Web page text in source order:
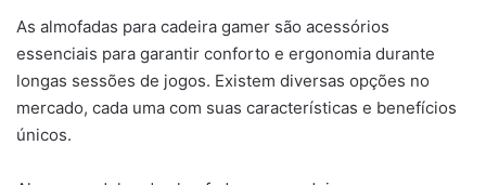
As almofadas para cadeira gamer são acessórios
essenciais para garantir conforto e ergonomia durante
longas sessões de jogos. Existem diversas opções no
mercado, cada uma com suas características e benefícios
únicos.